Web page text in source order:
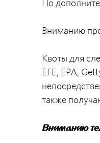
По
Вниманию
Квоты для
EFE, EPA,
также
Вниманию